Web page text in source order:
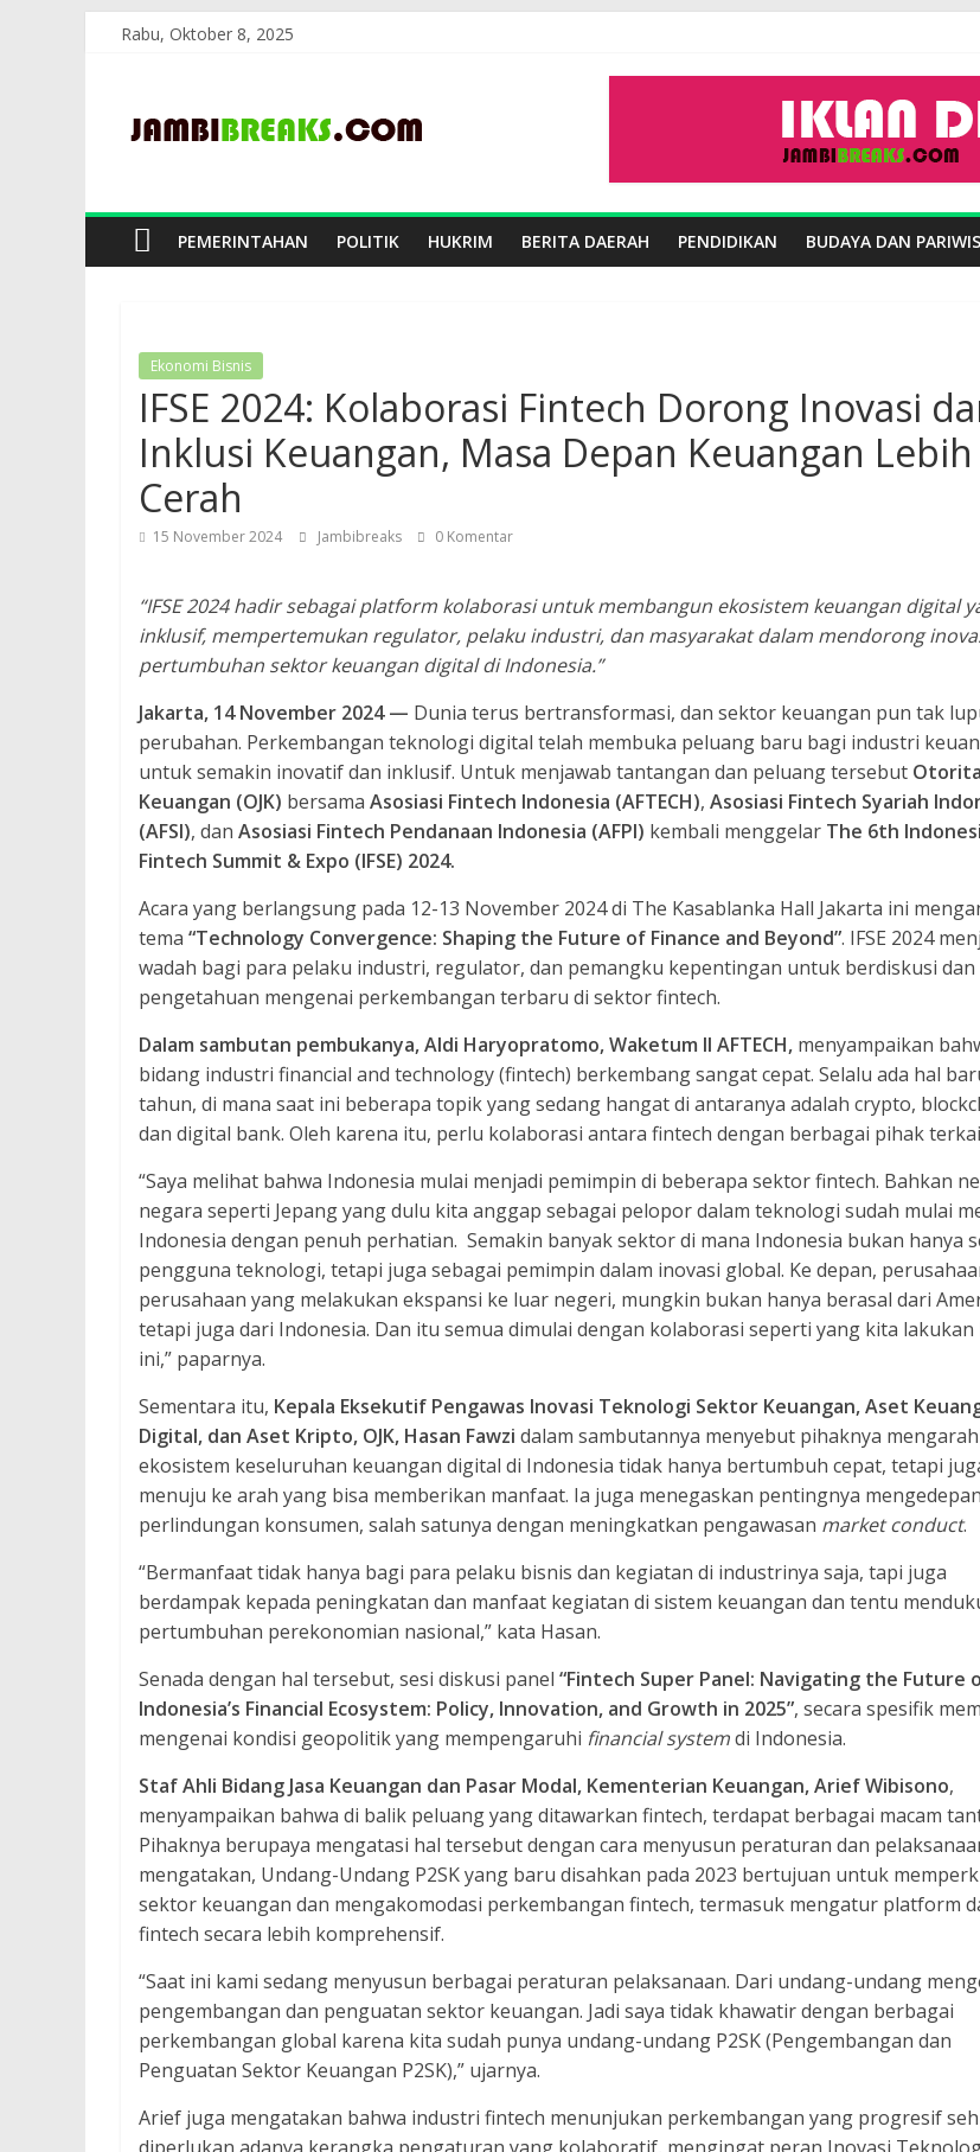
Rabu, Oktober 8, 2025
JambiBreaks
PEMERINTAHAN POLITIK HUKRIM BERITA DAERAH PENDIDIKAN BUDAYA DAN
Ekonomi Bisnis
IFSE 2024: Kolaborasi Fintech Dorong Inovasi
Inklusi Keuangan, Masa Depan Keuangan Lebih
Cerah
15 November 2024 Jambibreaks 0 Komentar
“IFSE 2024 hadir sebagai platform kolaborasi untuk membangun ekosistem keuangan digital
inklusif, mempertemukan regulator, pelaku industri, dan masyarakat dalam mendorong
pertumbuhan sektor keuangan digital di Indonesia.”
Jakarta, 14 November 2024 — Dunia terus bertransformasi, dan sektor keuangan pun tak
perubahan. Perkembangan teknologi digital telah membuka peluang baru bagi industri
untuk semakin inovatif dan inklusif. Untuk menjawab tantangan dan peluang tersebut
Keuangan (OJK) bersama Asosiasi Fintech Indonesia (AFTECH), Asosiasi Fintech Syariah
(AFSI), dan Asosiasi Fintech Pendanaan Indonesia (AFPI) kembali menggelar The 6th
Fintech Summit & Expo (IFSE) 2024.
Acara yang berlangsung pada 12-13 November 2024 di The Kasablanka Hall Jakarta ini
tema “Technology Convergence: Shaping the Future of Finance and Beyond”. IFSE 2024
wadah bagi para pelaku industri, regulator, dan pemangku kepentingan untuk berdiskusi
pengetahuan mengenai perkembangan terbaru di sektor fintech.
Dalam sambutan pembukanya, Aldi Haryopratomo, Waketum II AFTECH, menyampaikan
bidang industri financial and technology (fintech) berkembang sangat cepat. Selalu ada hal
tahun, di mana saat ini beberapa topik yang sedang hangat di antaranya adalah crypto,
dan digital bank. Oleh karena itu, perlu kolaborasi antara fintech dengan berbagai pihak
“Saya melihat bahwa Indonesia mulai menjadi pemimpin di beberapa sektor fintech. Bahkan
negara seperti Jepang yang dulu kita anggap sebagai pelopor dalam teknologi sudah mulai
Indonesia dengan penuh perhatian. Semakin banyak sektor di mana Indonesia bukan hanya
pengguna teknologi, tetapi juga sebagai pemimpin dalam inovasi global. Ke depan,
perusahaan yang melakukan ekspansi ke luar negeri, mungkin bukan hanya berasal dari
tetapi juga dari Indonesia. Dan itu semua dimulai dengan kolaborasi seperti yang kita lakukan
ini,” paparnya.
Sementara itu, Kepala Eksekutif Pengawas Inovasi Teknologi Sektor Keuangan, Aset
Digital, dan Aset Kripto, OJK, Hasan Fawzi dalam sambutannya menyebut pihaknya
ekosistem keseluruhan keuangan digital di Indonesia tidak hanya bertumbuh cepat, tetapi
menuju ke arah yang bisa memberikan manfaat. Ia juga menegaskan pentingnya
perlindungan konsumen, salah satunya dengan meningkatkan pengawasan market conduct.
“Bermanfaat tidak hanya bagi para pelaku bisnis dan kegiatan di industrinya saja, tapi juga
berdampak kepada peningkatan dan manfaat kegiatan di sistem keuangan dan tentu
pertumbuhan perekonomian nasional,” kata Hasan.
Senada dengan hal tersebut, sesi diskusi panel “Fintech Super Panel: Navigating the Future
Indonesia’s Financial Ecosystem: Policy, Innovation, and Growth in 2025”, secara spesifik
mengenai kondisi geopolitik yang mempengaruhi financial systemdi Indonesia.
Staf Ahli Bidang Jasa Keuangan dan Pasar Modal, Kementerian Keuangan, Arief Wibisono,
menyampaikan bahwa di balik peluang yang ditawarkan fintech, terdapat berbagai macam
Pihaknya berupaya mengatasi hal tersebut dengan cara menyusun peraturan dan
mengatakan, Undang-Undang P2SK yang baru disahkan pada 2023 bertujuan untuk
sektor keuangan dan mengakomodasi perkembangan fintech, termasuk mengatur platform
fintech secara lebih komprehensif.
“Saat ini kami sedang menyusun berbagai peraturan pelaksanaan. Dari undang-undang
pengembangan dan penguatan sektor keuangan. Jadi saya tidak khawatir dengan berbagai
perkembangan global karena kita sudah punya undang-undang P2SK (Pengembangan dan
Penguatan Sektor Keuangan P2SK),” ujarnya.
Arief juga mengatakan bahwa industri fintech menunjukan perkembangan yang progresif